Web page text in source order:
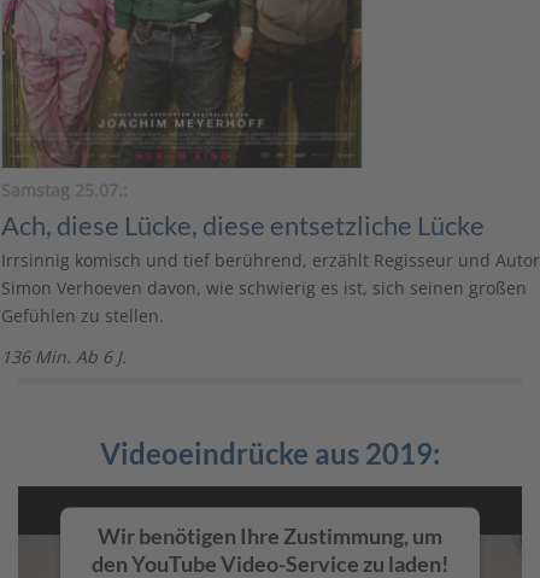
Samstag 25.07.:
Ach, diese Lücke, diese entsetzliche Lücke
Irrsinnig komisch und tief berührend, erzählt Regisseur und Autor
Simon Verhoeven davon, wie schwierig es ist, sich seinen großen
Gefühlen zu stellen.
136 Min. Ab 6 J.
Videoeindrücke aus 2019:
Wir benötigen Ihre Zustimmung, um
den YouTube Video-Service zu laden!